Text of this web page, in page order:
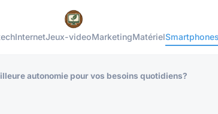
InternetJeux-videoMarketingMatérielSmartphones
autonomie pour vos besoins quotidiens?